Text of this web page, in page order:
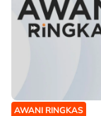
AWANI RINGKAS